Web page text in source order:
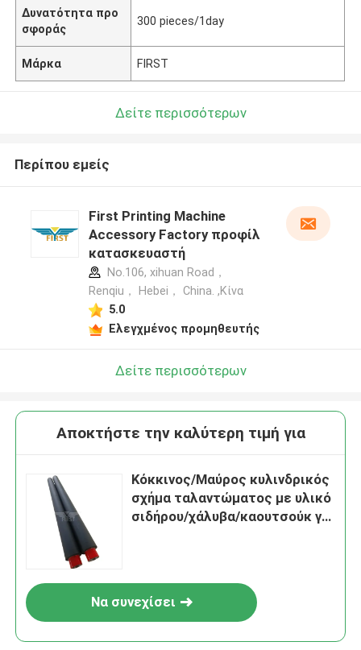
Δυνατότητα προ
σφοράς
300 pieces/1day
Μάρκα FIRST
Δείτε περισσότερων
Περίπου εμείς
First Printing Machine
Accessory Factory προφίλ
κατασκευαστή
No.106, xihuan Road，
Renqiu， Hebei， China. ,Κίνα
5.0
Ελεγχμένος προμηθευτής
Δείτε περισσότερων
Αποκτήστε την καλύτερη τιμή για
Κόκκινος/Μαύρος κυλινδρικός
σχήμα ταλαντώματος με υλικό
σιδήρου/χάλυβα/καουτσούκ για
Να συνεχίσει